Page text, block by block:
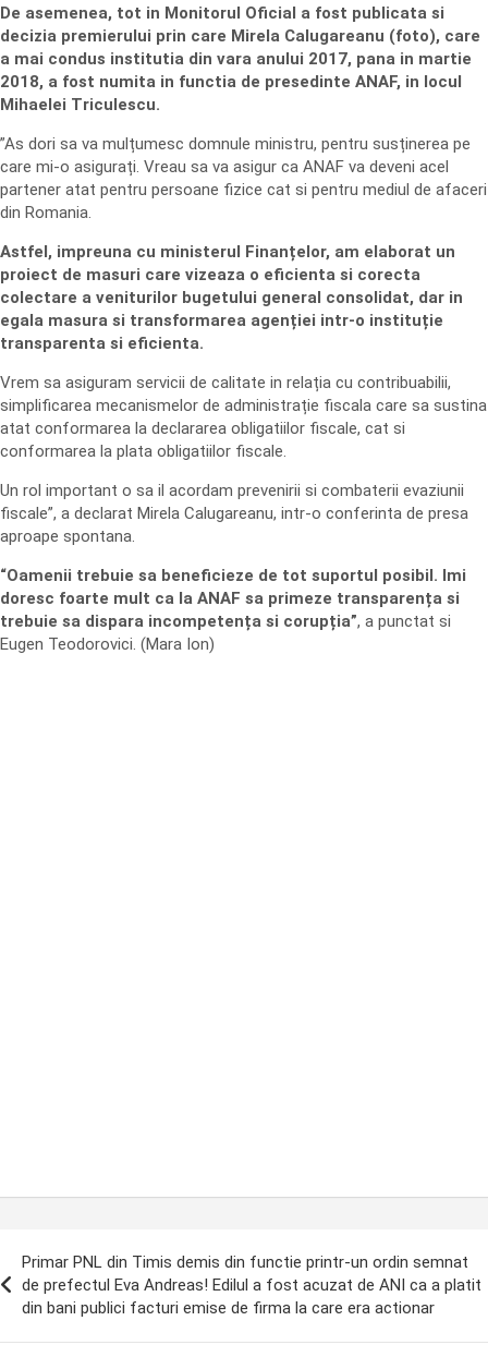
De asemenea, tot in Monitorul Oficial a fost publicata si
decizia premierului prin care Mirela Calugareanu (foto), care
a mai condus institutia din vara anului 2017, pana in martie
2018, a fost numita in functia de presedinte ANAF, in locul
Mihaelei Triculescu.
”As dori sa va mulțumesc domnule ministru, pentru susținerea pe
care mi-o asigurați. Vreau sa va asigur ca ANAF va deveni acel
partener atat pentru persoane fizice cat si pentru mediul de afaceri
din Romania.
Astfel, impreuna cu ministerul Finanțelor, am elaborat un
proiect de masuri care vizeaza o eficienta si corecta
colectare a veniturilor bugetului general consolidat, dar in
egala masura si transformarea agenției intr-o instituție
transparenta si eficienta.
Vrem sa asiguram servicii de calitate in relația cu contribuabilii,
simplificarea mecanismelor de administrație fiscala care sa sustina
atat conformarea la declararea obligatiilor fiscale, cat si
conformarea la plata obligatiilor fiscale.
Un rol important o sa il acordam prevenirii si combaterii evaziunii
fiscale”, a declarat Mirela Calugareanu, intr-o conferinta de presa
aproape spontana.
“Oamenii trebuie sa beneficieze de tot suportul posibil. Imi
doresc foarte mult ca la ANAF sa primeze transparența si
trebuie sa dispara incompetența si corupția”, a punctat si
Eugen Teodorovici. (Mara Ion)
Primar PNL din Timis demis din functie printr-un ordin semnat
de prefectul Eva Andreas! Edilul a fost acuzat de ANI ca a platit
din bani publici facturi emise de firma la care era actionar